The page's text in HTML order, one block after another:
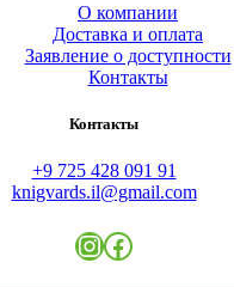
О компании
Доставка и оплата
Заявление о доступности
Контакты
Контакты
+9 725 428 091 91
knigvards.il@gmail.com
Instagram
Facebook